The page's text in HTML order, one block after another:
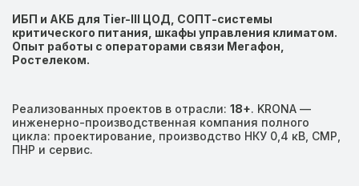
ИБП и АКБ для Tier-III ЦОД, СОПТ-системы
критического питания, шкафы управления климатом.
Опыт работы с операторами связи Мегафон,
Ростелеком.
Реализованных проектов в отрасли: 18+. KRONA —
инженерно-производственная компания полного
цикла: проектирование, производство НКУ 0,4 кВ, СМР,
ПНР и сервис.